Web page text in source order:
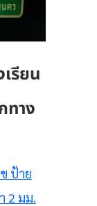
รียน
ทาง
ป้าย
2 มม.